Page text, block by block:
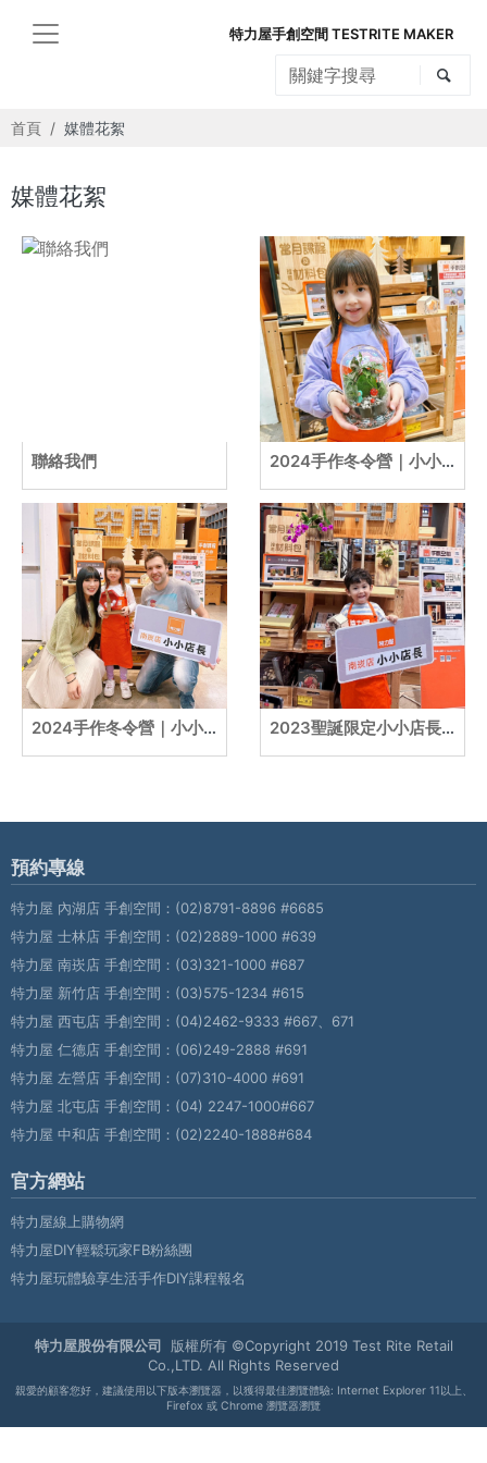
特力屋手創空間 TESTRITE MAKER
首頁 媒體花絮
媒體花絮
聯絡我們 2024手作冬令營｜小小園藝師｜德國包子+台灣梅子
2024手作冬令營｜小小店長｜德國包子+台灣梅子 2023聖誕限定小小店長｜彎彎&圓點兄弟
預約專線
特力屋 內湖店 手創空間： (02)8791-8896 #6685
特力屋 士林店 手創空間： (02)2889-1000 #639
特力屋 南崁店 手創空間： (03)321-1000 #687
特力屋 新竹店 手創空間： (03)575-1234 #615
特力屋 西屯店 手創空間： (04)2462-9333 #667、671
特力屋 仁德店 手創空間： (06)249-2888 #691
特力屋 左營店 手創空間： (07)310-4000 #691
特力屋 北屯店 手創空間： (04) 2247-1000#667
特力屋 中和店 手創空間： (02)2240-1888#684
官方網站
特力屋線上購物網
特力屋DIY輕鬆玩家FB粉絲團
特力屋玩體驗享生活手作DIY課程報名
特力屋股份有限公司
版權所有 ©Copyright 2019 Test Rite Retail
Co.,LTD. All Rights Reserved
親愛的顧客您好，建議使用以下版本瀏覽器，以獲得最佳瀏覽體驗: Internet Explorer 11以上、
Firefox 或 Chrome 瀏覽器瀏覽